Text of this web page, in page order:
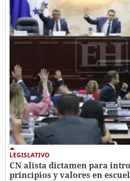
LEGISLATIVO
CN alista dictamen para
principios y valores en